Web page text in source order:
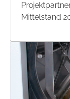
Mittelstand